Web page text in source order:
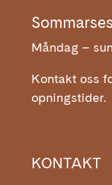
Måndag –
Kontakt oss
opningstider.
KONTAKT